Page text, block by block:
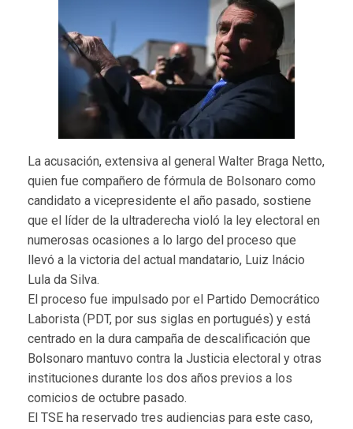
La acusación, extensiva al general Walter Braga Netto,
quien fue compañero de fórmula de Bolsonaro como
candidato a vicepresidente el año pasado, sostiene
que el líder de la ultraderecha violó la ley electoral en
numerosas ocasiones a lo largo del proceso que
llevó a la victoria del actual mandatario, Luiz Inácio
Lula da Silva.
El proceso fue impulsado por el Partido Democrático
Laborista (PDT, por sus siglas en portugués) y está
centrado en la dura campaña de descalificación que
Bolsonaro mantuvo contra la Justicia electoral y otras
instituciones durante los dos años previos a los
comicios de octubre pasado.
El TSE ha reservado tres audiencias para este caso,